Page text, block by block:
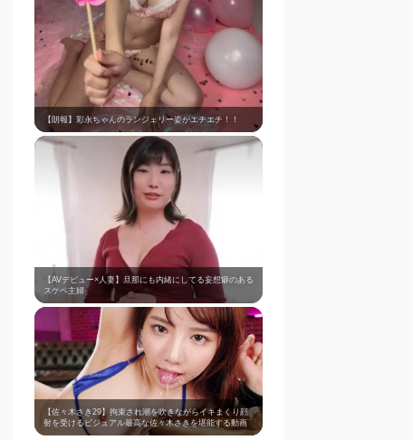
【朗報】彩永ちゃんのランジェリー姿がエチエチ！！
【AVデビュー×人妻】旦那にも内緒にしてる妄想癖のある
スケベ主婦
【佐々木さき29】拘束され潮を吹きながらイキまくり顔
射を受けるビジュアル最高な佐々木さきを堪能する動画